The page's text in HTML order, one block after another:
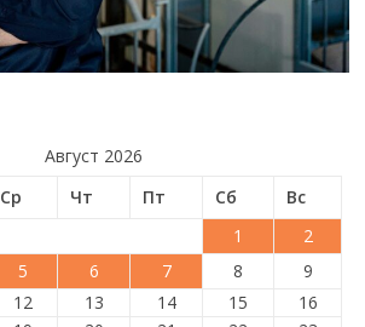
Август 2026
Ср Чт Пт Сб
Вс
1
2
5 6 7 8
9
12 13 14 15
16